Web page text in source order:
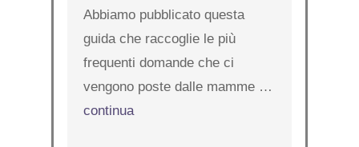
Abbiamo pubblicato questa
guida che raccoglie le più
frequenti domande che ci
vengono poste dalle mamme …
continua